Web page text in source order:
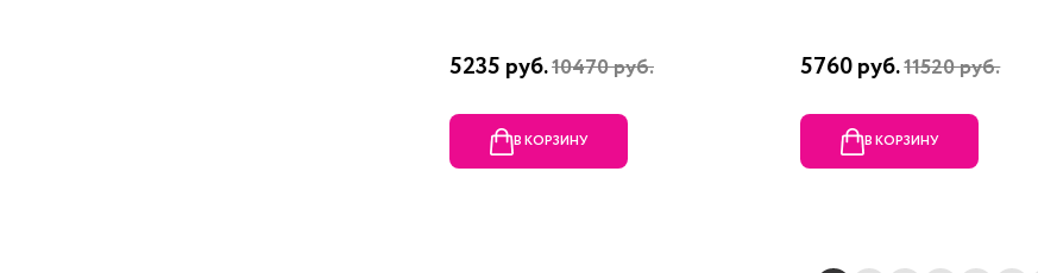
5235 руб.10470 руб.
В КОРЗИНУ
5760 руб.11520 руб.
В КОРЗИНУ